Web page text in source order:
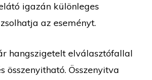
igazán különleges
az eseményt.
hangszigetelt elválasztófallal
összenyitható. Összenyitva